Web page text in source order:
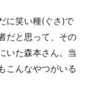
に笑い種(ぐさ)で
だと思って、その
いた森本さん。当
こんなやつがいる